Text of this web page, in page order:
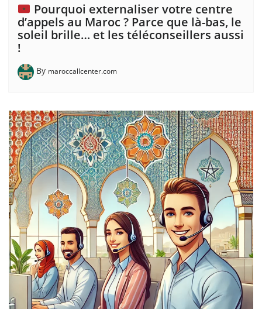
Pourquoi externaliser votre centre
d’appels au Maroc ? Parce que là-bas, le
soleil brille… et les téléconseillers aussi
!
By maroccallcenter.com